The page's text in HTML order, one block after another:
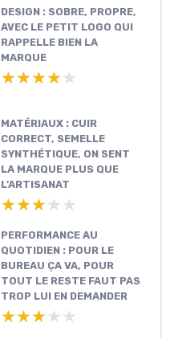
DESIGN : SOBRE, PROPRE,
AVEC LE PETIT LOGO QUI
RAPPELLE BIEN LA
MARQUE
★★★★★
★★★★★
MATÉRIAUX : CUIR
CORRECT, SEMELLE
SYNTHÉTIQUE, ON SENT
LA MARQUE PLUS QUE
L’ARTISANAT
★★★★★
★★★★★
PERFORMANCE AU
QUOTIDIEN : POUR LE
BUREAU ÇA VA, POUR
TOUT LE RESTE FAUT PAS
TROP LUI EN DEMANDER
★★★★★
★★★★★